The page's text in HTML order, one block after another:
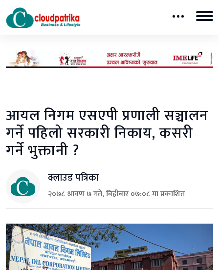
आयल निगम एसएपी प्रणाली सञ्चालन
गर्ने पहिलो सरकारी निकाय, कसरी
गर्ने भुक्तानी ?
क्लाउड पत्रिका
२०७८ श्रावण ७ गते, बिहीबार ०७:०८ मा प्रकाशित